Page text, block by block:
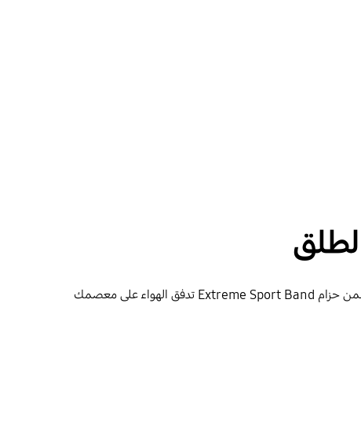
حافظ على انتعاشك وترطيبك حتى في أثناء ممارسة الأنشطة الرياضية الكثيفة. بفضل الثقوب الهوائية المصممة لتوفير تهوية إضافية، يضمن حزام Extreme Sport Band تدفق الهواء على معصمك